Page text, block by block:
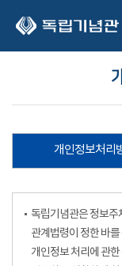
개인정보처리
독립기념관은 정보주
관계법령이 정한 바
개인정보 처리에 관